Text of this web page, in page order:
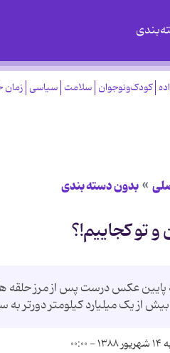
کودک‌ونوجوان سلامت سیاسی زمان
بدون دسته بندی
تو کجاییم!؟
عکس درست پس از مرز حلقه
از یک میلیارد کیلومتر دورتر